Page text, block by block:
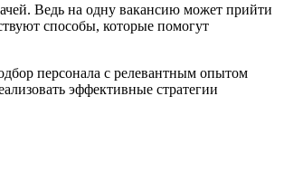
Ведь на одну вакансию может прийти
способы, которые помогут
персонала с релевантным опытом
эффективные стратегии